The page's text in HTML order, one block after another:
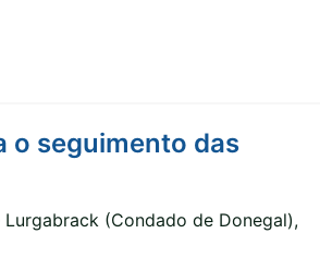
o seguimento das
(Condado de Donegal),